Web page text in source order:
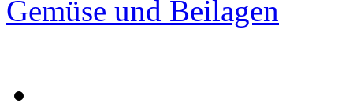
Gemüse und Beilagen